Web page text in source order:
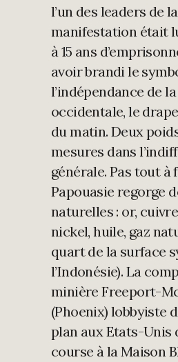
l’un des leaders de la
manifestation était
à 15 ans
avoir brandi le
l’indépendance de
occidentale, le
du matin. Deux
mesures dans
générale. Pas tout à
Papouasie regorge
naturelles : or,
nickel, huile, gaz
quart de la surface
l’Indonésie). La
minière Freeport-
(Phoenix) lobbyiste
plan aux Etats-Unis
course à la Maison